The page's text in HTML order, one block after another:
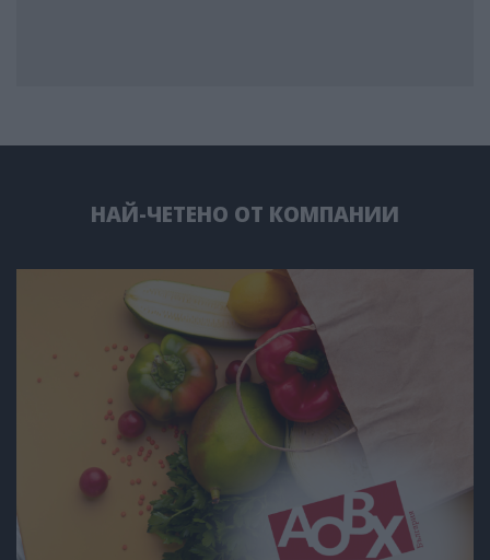
НАЙ-ЧЕТЕНО ОТ КОМПАНИИ